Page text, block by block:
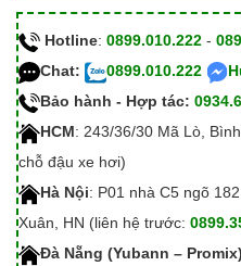
Hotline: 0899.010.222 -
Chat:
0899.010.222
Bảo hành - Hợp tác:
HCM: 243/36/30 Mã Lò,
chỗ đậu xe hơi)
Hà Nội: P01 nhà C5 ngõ
Xuân, HN (liên hệ trước:
Đà Nẵng (Yubann – Promix)